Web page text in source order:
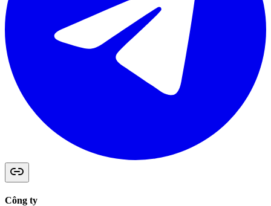
Công ty